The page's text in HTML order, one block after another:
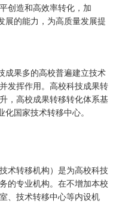
创造和高效率转化，加
展的能力，为高质量发展提
果多的高校普遍建立技术
发挥作用。高校科技成果转
，高校成果转移转化体系基
国家技术转移中心。
转移机构）是为高校科技
的专业机构。在不增加本校
、技术转移中心等内设机